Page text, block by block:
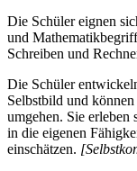
Die Schüler eignen
und
Schreiben und
Die Schüler
Selbstbild und
umgehen. Sie erleben
in die eigenen
einschätzen.